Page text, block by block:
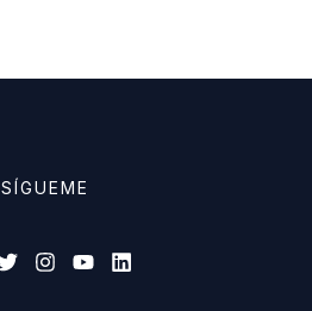
SÍGUEME